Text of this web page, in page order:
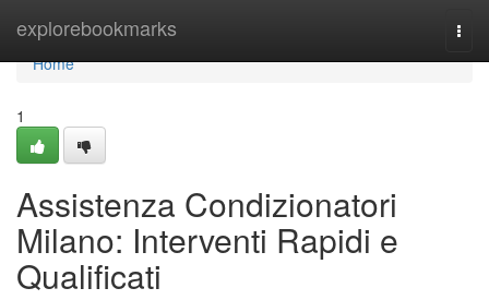
explorebookmarks
Home
Home
1
Assistenza Condizionatori
Milano: Interventi Rapidi e
Qualificati